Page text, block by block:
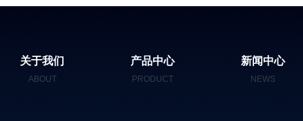
关于我们
ABOUT
产品中心
PRODUCT
新闻中心
NEWS